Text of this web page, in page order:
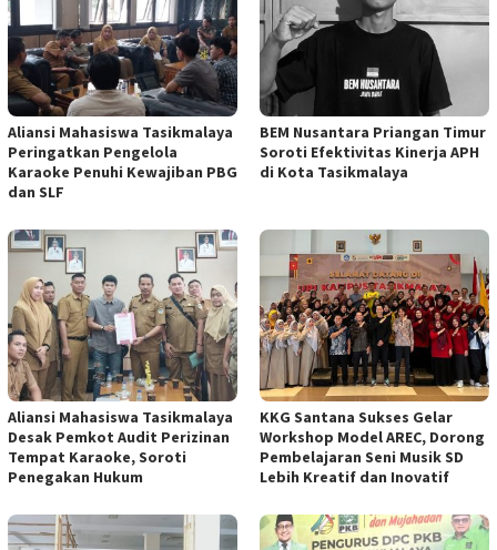
Aliansi Mahasiswa Tasikmalaya
Peringatkan Pengelola
Karaoke Penuhi Kewajiban PBG
dan SLF
BEM Nusantara Priangan Timur
Soroti Efektivitas Kinerja APH
di Kota Tasikmalaya
Aliansi Mahasiswa Tasikmalaya
Desak Pemkot Audit Perizinan
Tempat Karaoke, Soroti
Penegakan Hukum
KKG Santana Sukses Gelar
Workshop Model AREC, Dorong
Pembelajaran Seni Musik SD
Lebih Kreatif dan Inovatif